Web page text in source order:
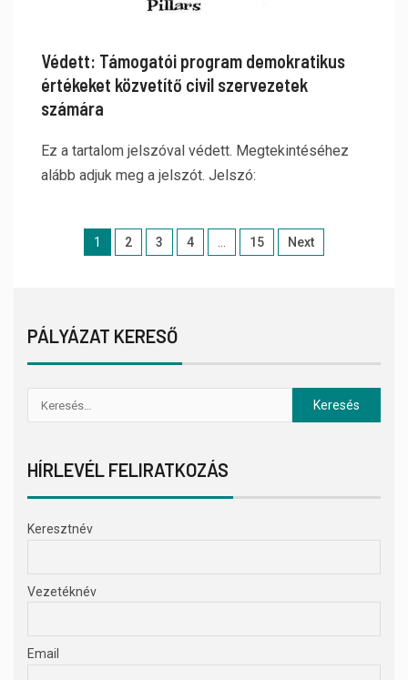
Védett: Támogatói program demokratikus
értékeket közvetítő civil szervezetek
számára
Ez a tartalom jelszóval védett. Megtekintéséhez
alább adjuk meg a jelszót. Jelszó:
1 2 3 4 15 Next
PÁLYÁZAT KERESŐ
HÍRLEVÉL FELIRATKOZÁS
Keresztnév
Vezetéknév
Email